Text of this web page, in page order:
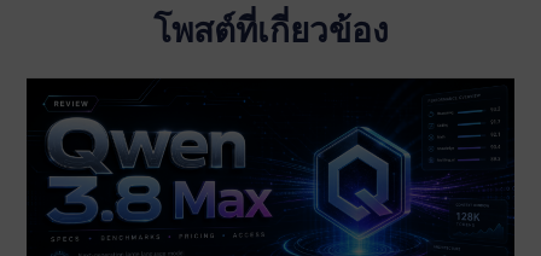
โพสต์ที่เกี่ยวข้อง